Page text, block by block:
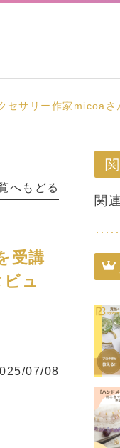
セサリー作家micoaさ
へもどる
受講
ュ
07/08
関